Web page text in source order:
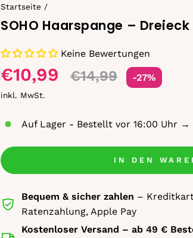
Startseite /
SOHO Haarspange –
Keine Bewertungen
€10,99 €14,99
Sonderpreis
-27%
inkl. MwSt.
Auf Lager - Bestellt vor 16:00 Uhr →
IN DEN
Bequem & sicher zahlen –
Ratenzahlung, Apple Pay
Kostenloser Versand – ab 49 €